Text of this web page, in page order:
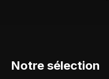
Notre sélection